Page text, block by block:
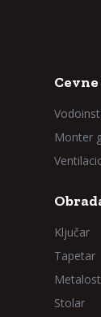
Monter
Ključar
Tapetar
Stolar